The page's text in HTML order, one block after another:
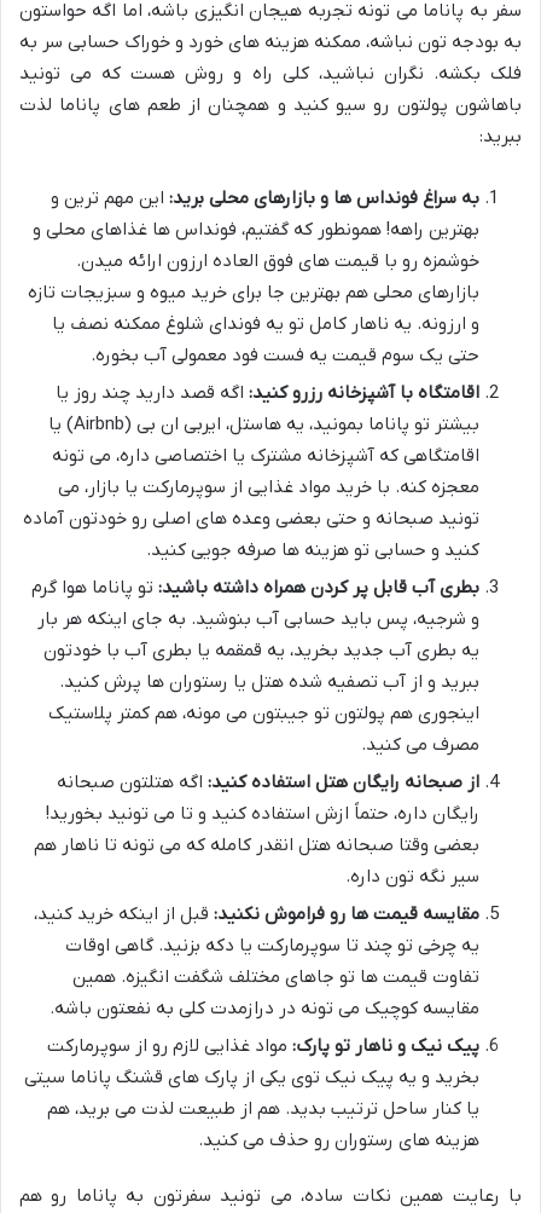
سفر به پاناما می تونه تجربه هیجان انگیزی باشه، اما اگه حواستون
به بودجه تون نباشه، ممکنه هزینه های خورد و خوراک حسابی سر به
فلک بکشه. نگران نباشید، کلی راه و روش هست که می تونید
باهاشون پولتون رو سیو کنید و همچنان از طعم های پاناما لذت
ببرید:
به سراغ فونداس ها و بازارهای محلی برید: این مهم ترین و
بهترین راهه! همونطور که گفتیم، فونداس ها غذاهای محلی و
خوشمزه رو با قیمت های فوق العاده ارزون ارائه میدن.
بازارهای محلی هم بهترین جا برای خرید میوه و سبزیجات تازه
و ارزونه. یه ناهار کامل تو یه فوندای شلوغ ممکنه نصف یا
حتی یک سوم قیمت یه فست فود معمولی آب بخوره.
اقامتگاه با آشپزخانه رزرو کنید: اگه قصد دارید چند روز یا
بیشتر تو پاناما بمونید، یه هاستل، ایربی ان بی (Airbnb) یا
اقامتگاهی که آشپزخانه مشترک یا اختصاصی داره، می تونه
معجزه کنه. با خرید مواد غذایی از سوپرمارکت یا بازار، می
تونید صبحانه و حتی بعضی وعده های اصلی رو خودتون آماده
کنید و حسابی تو هزینه ها صرفه جویی کنید.
بطری آب قابل پر کردن همراه داشته باشید: تو پاناما هوا گرم
و شرجیه، پس باید حسابی آب بنوشید. به جای اینکه هر بار
یه بطری آب جدید بخرید، یه قمقمه یا بطری آب با خودتون
ببرید و از آب تصفیه شده هتل یا رستوران ها پرش کنید.
اینجوری هم پولتون تو جیبتون می مونه، هم کمتر پلاستیک
مصرف می کنید.
از صبحانه رایگان هتل استفاده کنید: اگه هتلتون صبحانه
رایگان داره، حتماً ازش استفاده کنید و تا می تونید بخورید!
بعضی وقتا صبحانه هتل انقدر کامله که می تونه تا ناهار هم
سیر نگه تون داره.
مقایسه قیمت ها رو فراموش نکنید: قبل از اینکه خرید کنید،
یه چرخی تو چند تا سوپرمارکت یا دکه بزنید. گاهی اوقات
تفاوت قیمت ها تو جاهای مختلف شگفت انگیزه. همین
مقایسه کوچیک می تونه در درازمدت کلی به نفعتون باشه.
پیک نیک و ناهار تو پارک: مواد غذایی لازم رو از سوپرمارکت
بخرید و یه پیک نیک توی یکی از پارک های قشنگ پاناما سیتی
یا کنار ساحل ترتیب بدید. هم از طبیعت لذت می برید، هم
هزینه های رستوران رو حذف می کنید.
با رعایت همین نکات ساده، می تونید سفرتون به پاناما رو هم